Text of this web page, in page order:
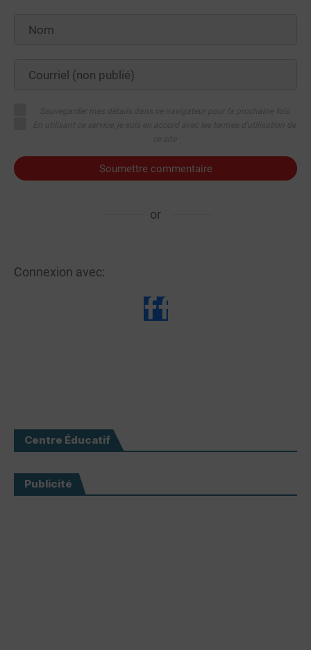
Soumettre commentaire
or
Connexion avec:
Centre Éducatif
Publicité